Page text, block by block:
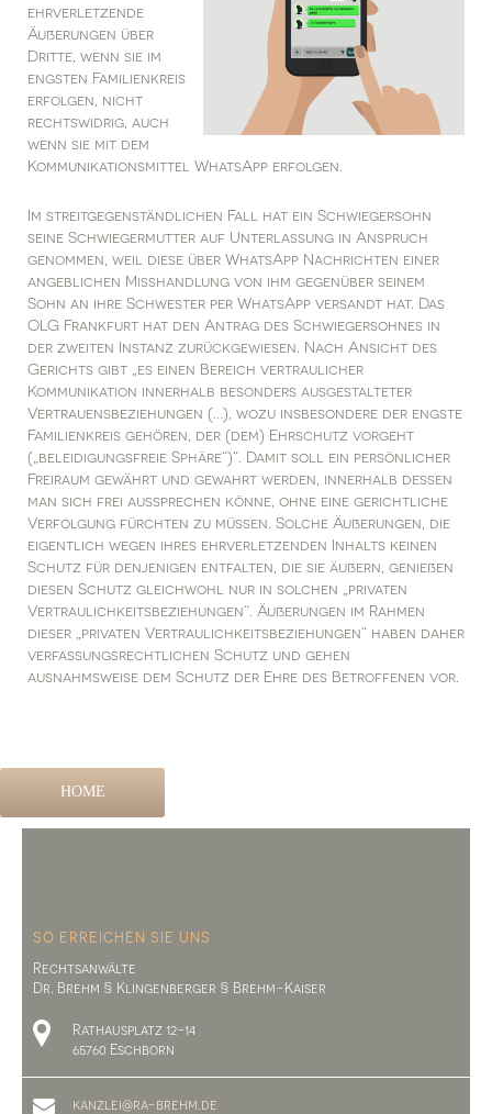
ehrverletzende
Äußerungen über
Dritte, wenn sie im
engsten Familienkreis
erfolgen, nicht
rechtswidrig, auch
wenn sie mit dem
Kommunikationsmittel WhatsApp erfolgen.
Im streitgegenständlichen Fall hat ein Schwiegersohn
seine Schwiegermutter auf Unterlassung in Anspruch
genommen, weil diese über WhatsApp Nachrichten einer
angeblichen Misshandlung von ihm gegenüber seinem
Sohn an ihre Schwester per WhatsApp versandt hat. Das
OLG Frankfurt hat den Antrag des Schwiegersohnes in
der zweiten Instanz zurückgewiesen. Nach Ansicht des
Gerichts gibt „es einen Bereich vertraulicher
Kommunikation innerhalb besonders ausgestalteter
Vertrauensbeziehungen (…), wozu insbesondere der engste
Familienkreis gehören, der (dem) Ehrschutz vorgeht
(„beleidigungsfreie Sphäre“)“. Damit soll ein persönlicher
Freiraum gewährt und gewahrt werden, innerhalb dessen
man sich frei aussprechen könne, ohne eine gerichtliche
Verfolgung fürchten zu müssen. Solche Äußerungen, die
eigentlich wegen ihres ehrverletzenden Inhalts keinen
Schutz für denjenigen entfalten, die sie äußern, genießen
diesen Schutz gleichwohl nur in solchen „privaten
Vertraulichkeitsbeziehungen“. Äußerungen im Rahmen
dieser „privaten Vertraulichkeitsbeziehungen“ haben daher
verfassungsrechtlichen Schutz und gehen
ausnahmsweise dem Schutz der Ehre des Betroffenen vor.
HOME
SO ERREICHEN SIE UNS
Rechtsanwälte
Dr. Brehm § Klingenberger § Brehm-Kaiser
Rathausplatz 12-14
65760 Eschborn
kanzlei@ra-brehm.de